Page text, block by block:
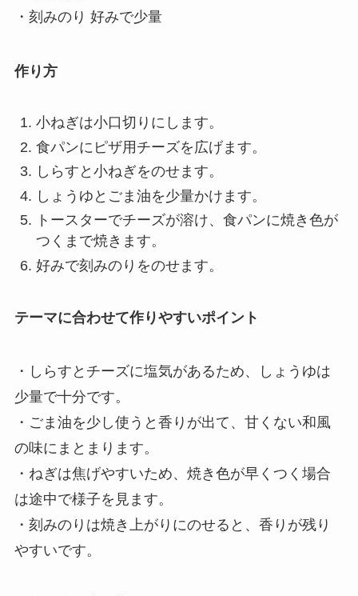
・刻みのり 好みで少量
作り方
小ねぎは小口切りにします。
食パンにピザ用チーズを広げます。
しらすと小ねぎをのせます。
しょうゆとごま油を少量かけます。
トースターでチーズが溶け、食パンに焼き色が
つくまで焼きます。
好みで刻みのりをのせます。
テーマに合わせて作りやすいポイント
・しらすとチーズに塩気があるため、しょうゆは
少量で十分です。
・ごま油を少し使うと香りが出て、甘くない和風
の味にまとまります。
・ねぎは焦げやすいため、焼き色が早くつく場合
は途中で様子を見ます。
・刻みのりは焼き上がりにのせると、香りが残り
やすいです。